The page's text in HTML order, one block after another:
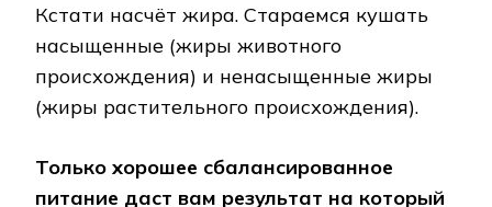
Кстати насчёт жира. Стараемся кушать
насыщенные (жиры животного
происхождения) и ненасыщенные жиры
(жиры растительного происхождения).
Только хорошее сбалансированное
питание даст вам результат на который